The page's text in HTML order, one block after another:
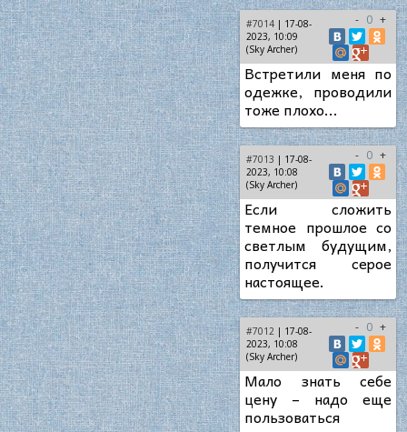
#7014 | 17-08-
2023, 10:09
(Sky Archer)
- 0 +
Встретили меня по
одежке, проводили
тоже плохо...
#7013 | 17-08-
2023, 10:08
(Sky Archer)
- 0 +
Если сложить
темное прошлое со
светлым будущим,
получится серое
настоящее.
#7012 | 17-08-
2023, 10:08
(Sky Archer)
- 0 +
Мало знать себе
цену – надо еще
пользоваться